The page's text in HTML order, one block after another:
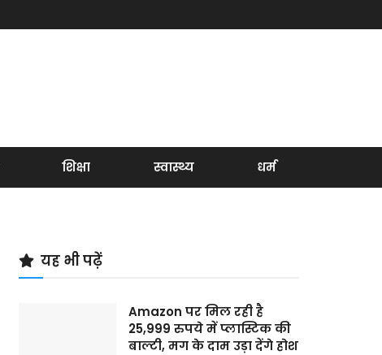
शिक्षा स्वास्थ्य धर्म
यह भी पढ़ें
Amazon पर मिल रही है
25,999 रुपये में प्लास्टिक की
बाल्टी, मग के दाम उड़ा देंगे होश